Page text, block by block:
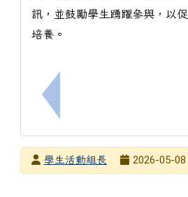
上一筆：公告，本校115學
訊，並鼓勵學生踴躍參與，以
培養。
發布者學生活動組長
2026-05-08